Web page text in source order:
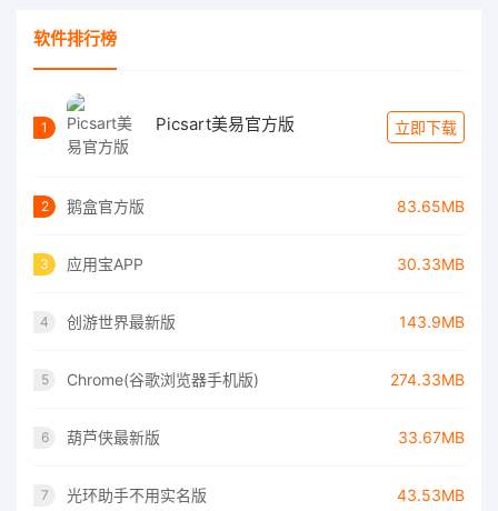
软件排行榜
1 Picsart美易官方版 立即下载
2 鹅盒官方版 83.65MB
3 应用宝APP 30.33MB
4 创游世界最新版 143.9MB
5 Chrome(谷歌浏览器手机版) 274.33MB
6 葫芦侠最新版 33.67MB
7 光环助手不用实名版 43.53MB